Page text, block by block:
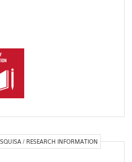
/ RESEARCH INFORMATION